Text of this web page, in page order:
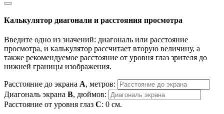
Калькулятор диагонали и расстояния просмотра
Введите одно из значений: диагональ или расстояние
просмотра, и калькулятор рассчитает вторую величину, а
также рекомендуемое расстояние от уровня глаз зрителя до
нижней границы изображения.
Расстояние до экрана A, метров:
Диагональ экрана B, дюймов:
Расстояние от уровня глаз C: 0 см.